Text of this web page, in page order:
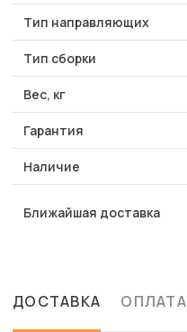
Тип направляющих
Тип сборки
Вес, кг
Гарантия
Наличие
Ближайшая доставка
ДОСТАВКА ОПЛАТА